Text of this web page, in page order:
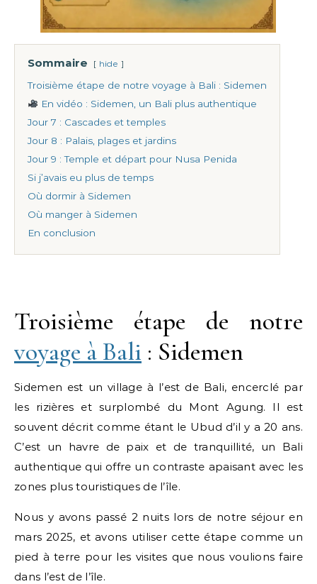
Sommaire hide
Troisième étape de notre voyage à Bali : Sidemen
En vidéo : Sidemen, un Bali plus authentique
Jour 7 : Cascades et temples
Jour 8 : Palais, plages et jardins
Jour 9 : Temple et départ pour Nusa Penida
Si j’avais eu plus de temps
Où dormir à Sidemen
Où manger à Sidemen
En conclusion
Troisième étape de notre
voyage à Bali : Sidemen
Sidemen est un village à l’est de Bali, encerclé par
les rizières et surplombé du Mont Agung. Il est
souvent décrit comme étant le Ubud d’il y a 20 ans.
C’est un havre de paix et de tranquillité, un Bali
authentique qui offre un contraste apaisant avec les
zones plus touristiques de l’île.
Nous y avons passé 2 nuits lors de notre séjour en
mars 2025, et avons utiliser cette étape comme un
pied à terre pour les visites que nous voulions faire
dans l’est de l’île.